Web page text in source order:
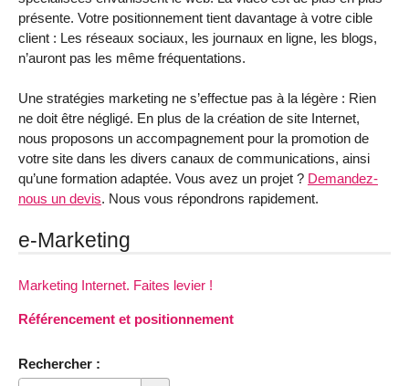
présente. Votre positionnement tient davantage à votre cible
client : Les réseaux sociaux, les journaux en ligne, les blogs,
n’auront pas les même fréquentations.
Une stratégies marketing ne s’effectue pas à la légère : Rien
ne doit être négligé. En plus de la création de site Internet,
nous proposons un accompagnement pour la promotion de
votre site dans les divers canaux de communications, ainsi
qu’une formation adaptée. Vous avez un projet ? Demandez-
nous un devis. Nous vous répondrons rapidement.
e-Marketing
Marketing Internet. Faites levier !
Référencement et positionnement
Rechercher :